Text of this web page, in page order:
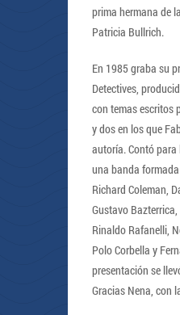
prima hermana de
Patricia Bullrich.
En 1985 graba su
Detectives,
con temas escritos
y dos en los que
autoría. Contó
una banda
Richard Coleman,
Gustavo Bazterrica,
Rinaldo Rafanelli,
Polo Corbella y
presentación se
Gracias Nena, con